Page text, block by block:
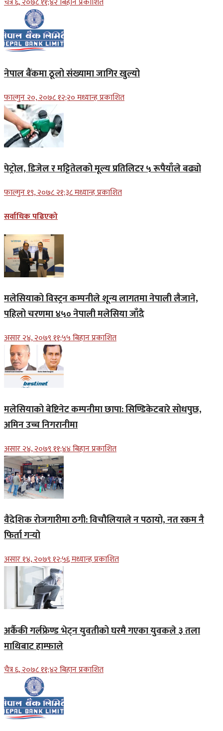
नेपाल बैंकमा ठूलो संख्यामा जागिर खुल्यो
फाल्गुन २०, २०७८ १२;२० मध्यान्ह प्रकाशित
पेट्रोल, डिजेल र मट्टितेलको मूल्य प्रतिलिटर ५ रूपैयाँले बढ्यो
फाल्गुन १९, २०७८ २१;३८ मध्यान्ह प्रकाशित
सर्वाधिक पढिएको
मलेसियाको विस्ट्रन कम्पनीले शून्य लागतमा नेपाली लैजाने,
पहिलो चरणमा ४५० नेपाली मलेसिया जाँदै
असार २४, २०७९ ११;५५ बिहान प्रकाशित
मलेसियाको बेष्टिनेट कम्पनीमा छापा: सिण्डिकेटबारे सोधपुछ,
अमिन उच्च निगरानीमा
असार २४, २०७९ ११;४४ बिहान प्रकाशित
वैदेशिक रोजगारीमा ठगी: विचौलियाले न पठायो, नत रकम नै
फिर्ता गर्‍यो
असार १४, २०७९ १२;५६ मध्यान्ह प्रकाशित
अर्कैकी गर्लफ्रेण्ड भेट्न युवतीको घरमै गएका युवकले ३ तला
माथिबाट हाम्फाले
चैत्र ६, २०७८ ११;४२ बिहान प्रकाशित